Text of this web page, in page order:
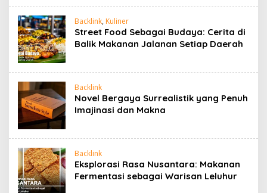
Backlink, Kuliner
Street Food Sebagai Budaya: Cerita di
Balik Makanan Jalanan Setiap Daerah
Backlink
Novel Bergaya Surrealistik yang Penuh
Imajinasi dan Makna
Backlink
Eksplorasi Rasa Nusantara: Makanan
Fermentasi sebagai Warisan Leluhur